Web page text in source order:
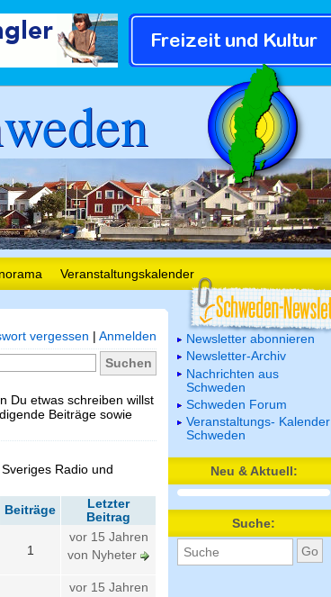
Veranstaltungskalender
vergessen | Anmelden
Du etwas schreiben willst
Beiträge sowie
Radio und
Beiträge
Letzter
Beitrag
1
vor 15 Jahren
von Nyheter
vor 15 Jahren
Newsletter abonnieren
Newsletter-Archiv
Nachrichten aus
Schweden
Schweden Forum
Veranstaltungs- Kalender
Schweden
Neu & Aktuell:
Suche: